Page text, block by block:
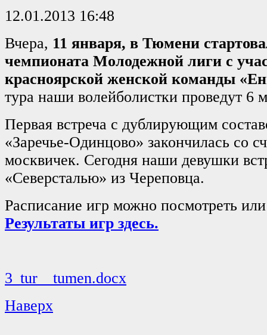
12.01.2013 16:48
Вчера, 11 января, в Тюмени
чемпионата Молодежной лиги с
красноярской женской команды
тура наши волейболистки проведут 6
Первая встреча с дублирующим
«Заречье-Одинцово» закончилась со
москвичек. Сегодня наши девушки
«Северсталью» из Череповца.
Расписание игр можно посмотреть
Результаты игр здесь.
3_tur__tumen.docx
Наверх